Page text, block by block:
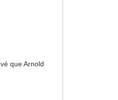
que Arnold